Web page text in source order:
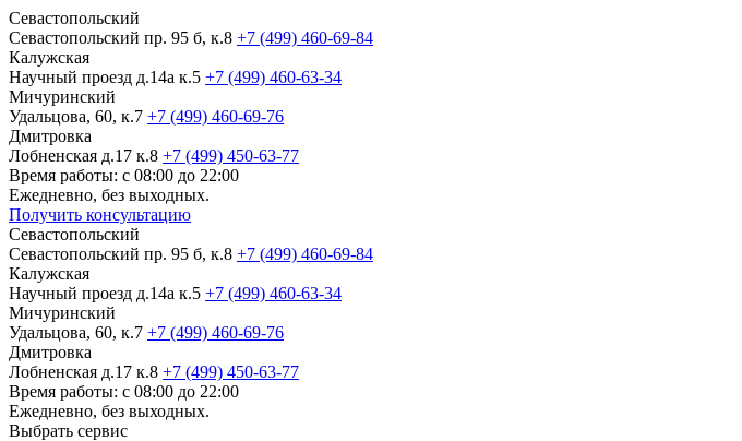
Севастопольский
Севастопольский пр. 95 б, к.8 +7 (499) 460-69-84
Калужская
Научный проезд д.14а к.5 +7 (499) 460-63-34
Мичуринский
Удальцова, 60, к.7 +7 (499) 460-69-76
Дмитровка
Лобненская д.17 к.8 +7 (499) 450-63-77
Время работы: с 08:00 до 22:00
Ежедневно, без выходных.
Получить консультацию
Севастопольский
Севастопольский пр. 95 б, к.8 +7 (499) 460-69-84
Калужская
Научный проезд д.14а к.5 +7 (499) 460-63-34
Мичуринский
Удальцова, 60, к.7 +7 (499) 460-69-76
Дмитровка
Лобненская д.17 к.8 +7 (499) 450-63-77
Время работы: с 08:00 до 22:00
Ежедневно, без выходных.
Выбрать сервис